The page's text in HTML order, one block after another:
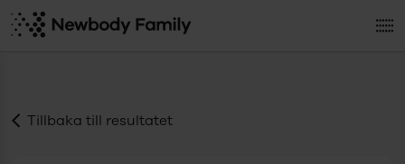
Tillbaka till resultatet